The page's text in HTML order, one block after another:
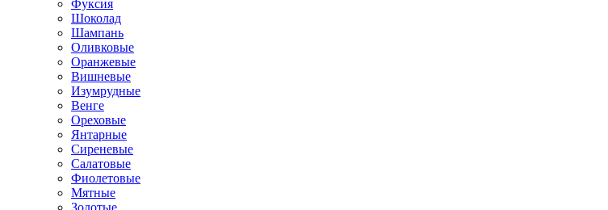
Фуксия
Шоколад
Шампань
Оливковые
Оранжевые
Вишневые
Изумрудные
Венге
Ореховые
Янтарные
Сиреневые
Салатовые
Фиолетовые
Мятные
Золотые